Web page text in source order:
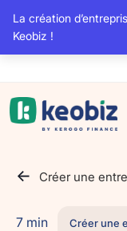
La création
Keobiz !
c
c
u
Créer une
7 min Créer une